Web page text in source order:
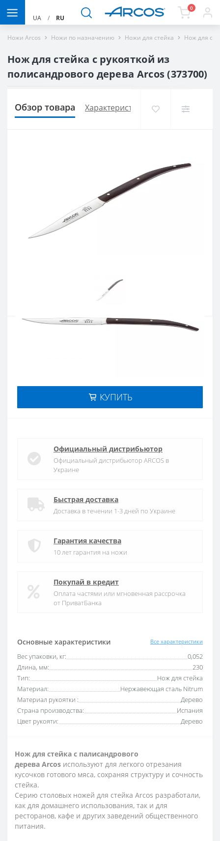
UA / RU
0
Ножи Arcos Ножи по назначению Ножи для стейка Нож для
Нож для стейка с рукояткой из
полисандрового дерева Arcos (373700)
Обзор товара Характеристики Доставка и
КУПИТЬ
Основные характеристики Все характеристики
Вес упаковки, кг:
0,052
Длина, мм:
230
Тип:
Нож для стейка
Материал:
Нержавеющая сталь Nitrum
Материал рукоятки :
Дерево
Страна производства:
Испания
Цвет рукояти:
Дерево
Официальный дистрибьютор
Официальный дистрибьютор ARCOS в
Украине
Быстрая доставка
Доставка в течении 1-3 дней по Украине
Гарантия качества
10 лет гарантия на ножи
Покупай в кредит
Оплата частями или мгновенная рассрочка
от ПриватБанка
Нож для стейка с палисандрового
дерева Arcos используют для легкого отрезания
кусочков готового мяса, сохраняя структуру и сочность
стейка.
Серию столовых ножей для стейка Arcos разработали,
как для домашнего использования, так и для
ресторанов, кафе и других заведений общественного
питания.